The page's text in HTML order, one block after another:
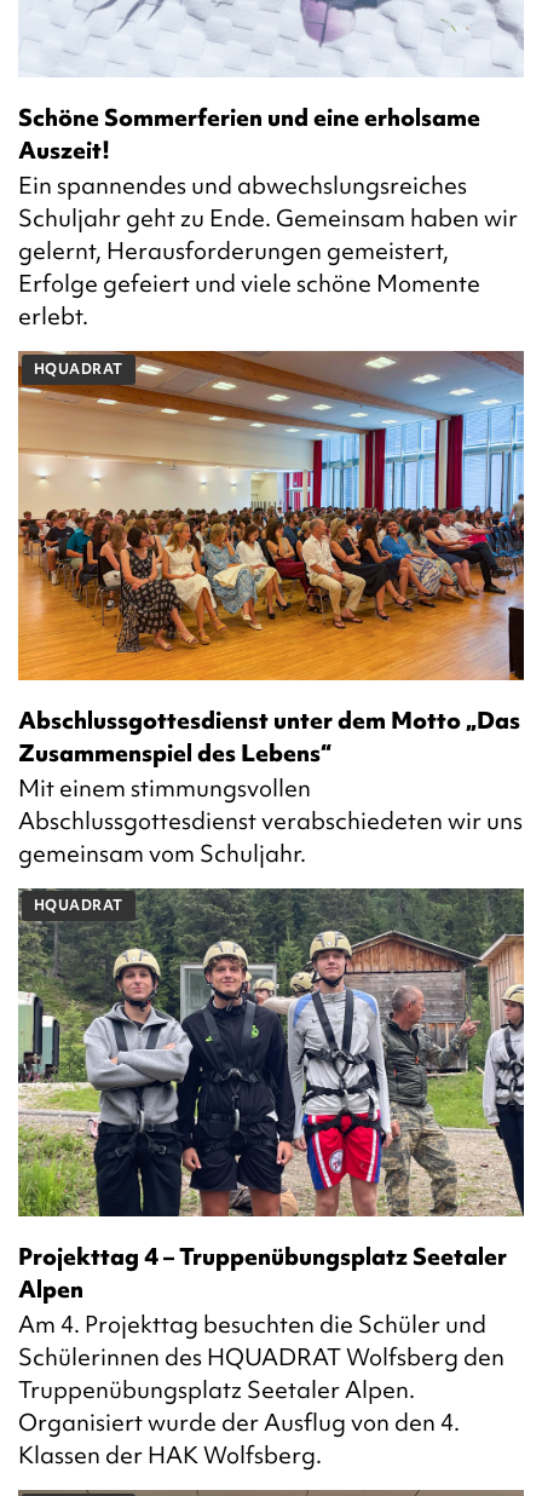
Schöne Sommerferien und eine erholsame
Auszeit!
Ein spannendes und abwechslungsreiches
Schuljahr geht zu Ende. Gemeinsam haben wir
gelernt, Herausforderungen gemeistert,
Erfolge gefeiert und viele schöne Momente
erlebt.
HQUADRAT
Abschlussgottesdienst unter dem Motto „Das
Zusammenspiel des Lebens“
Mit einem stimmungsvollen
Abschlussgottesdienst verabschiedeten wir uns
gemeinsam vom Schuljahr.
HQUADRAT
Projekttag 4 – Truppenübungsplatz Seetaler
Alpen
Am 4. Projekttag besuchten die Schüler und
Schülerinnen des HQUADRAT Wolfsberg den
Truppenübungsplatz Seetaler Alpen.
Organisiert wurde der Ausflug von den 4.
Klassen der HAK Wolfsberg.